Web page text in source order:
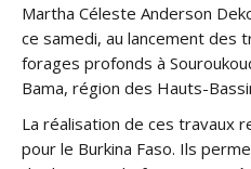
Martha Céleste Anderson
ce samedi, au lancement des
forages profonds à
Bama, région des Hauts-
La réalisation de ces travaux
pour le Burkina Faso. Ils